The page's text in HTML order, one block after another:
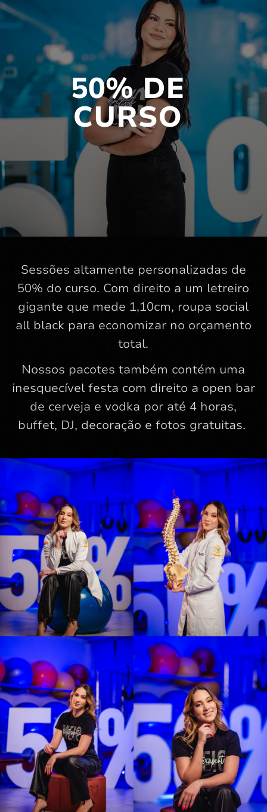
50% DE
CURSO
Sessões altamente personalizadas de
50% do curso. Com direito a um letreiro
gigante que mede 1,10cm, roupa social
all black para economizar no orçamento
total.
Nossos pacotes também contém uma
inesquecível festa com direito a open bar
de cerveja e vodka por até 4 horas,
buffet, DJ, decoração e fotos gratuitas.